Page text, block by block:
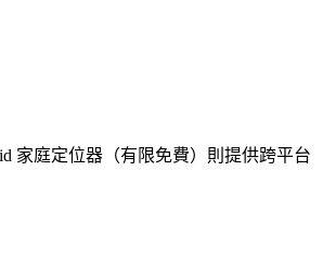
家庭定位器（有限免費）則提供跨平台